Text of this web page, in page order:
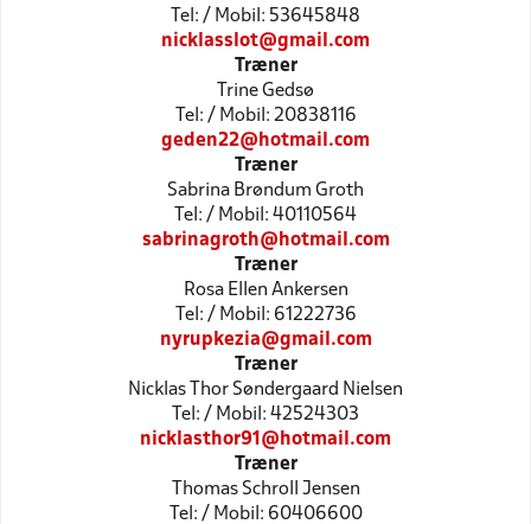
Tel: / Mobil: 53645848
nicklasslot@gmail.com
Træner
Trine Gedsø
Tel: / Mobil: 20838116
geden22@hotmail.com
Træner
Sabrina Brøndum Groth
Tel: / Mobil: 40110564
sabrinagroth@hotmail.com
Træner
Rosa Ellen Ankersen
Tel: / Mobil: 61222736
nyrupkezia@gmail.com
Træner
Nicklas Thor Søndergaard Nielsen
Tel: / Mobil: 42524303
nicklasthor91@hotmail.com
Træner
Thomas Schroll Jensen
Tel: / Mobil: 60406600